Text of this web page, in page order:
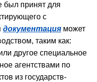
был принят для
с
документация может
таким как:
другое специальное
агентствами по
из государств-